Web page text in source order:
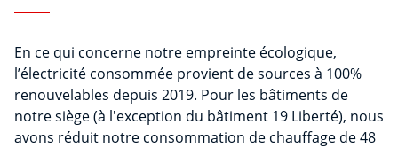
En ce qui concerne notre empreinte écologique,
l’électricité consommée provient de sources à 100%
renouvelables depuis 2019. Pour les bâtiments de
notre siège (à l'exception du bâtiment 19 Liberté), nous
avons réduit notre consommation de chauffage de 48